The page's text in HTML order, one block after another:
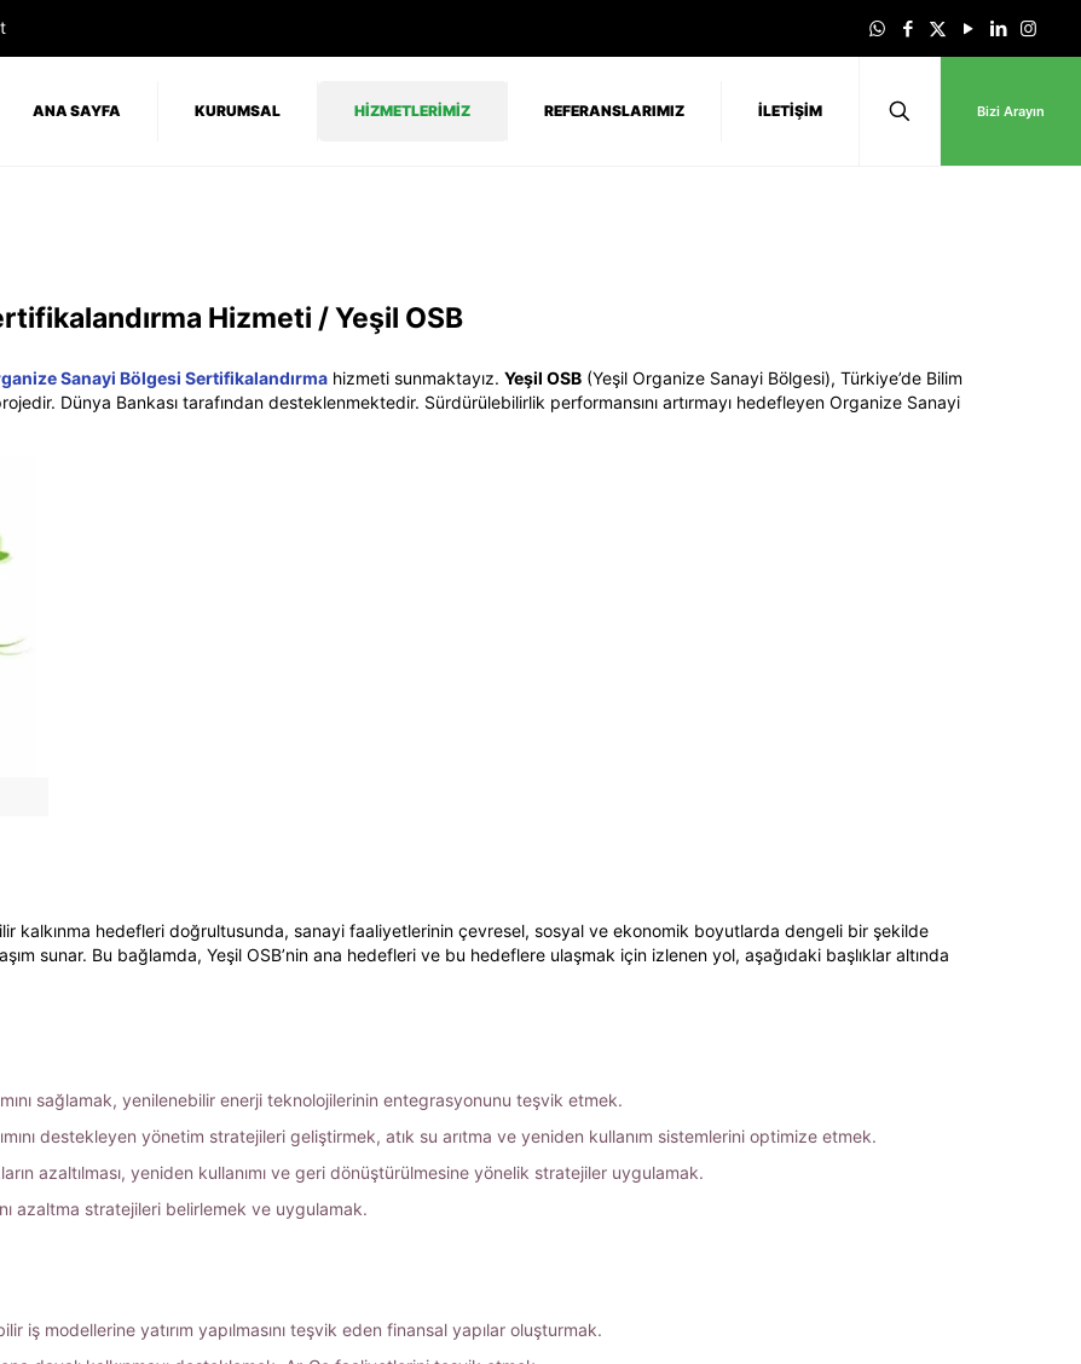
ANA SAYFA KURUMSAL HİZMETLERİMİZ REFERANSLARIMIZ İLETİŞİM Bizi Arayın
Hizmeti / Yeşil OSB
Sanayi Bölgesi Sertifikalandırmahizmeti sunmaktayız. Yeşil OSB(Yeşil Organize Sanayi Bölgesi), Türkiye’de Bilim
Dünya Bankası tarafından desteklenmektedir. Sürdürülebilirlik performansını artırmayı hedefleyen Organize Sanayi
kalkınma hedefleri doğrultusunda, sanayi faaliyetlerinin çevresel, sosyal ve ekonomik boyutlarda dengeli bir şekilde
sunar. Bu bağlamda, Yeşil OSB’nin ana hedefleri ve bu hedeflere ulaşmak için izlenen yol, aşağıdaki başlıklar altında
sağlamak, yenilenebilir enerji teknolojilerinin entegrasyonunu teşvik etmek.
destekleyen yönetim stratejileri geliştirmek, atık su arıtma ve yeniden kullanım sistemlerini optimize etmek.
azaltılması, yeniden kullanımı ve geri dönüştürülmesine yönelik stratejiler uygulamak.
azaltma stratejileri belirlemek ve uygulamak.
iş modellerine yatırım yapılmasını teşvik eden finansal yapılar oluşturmak.